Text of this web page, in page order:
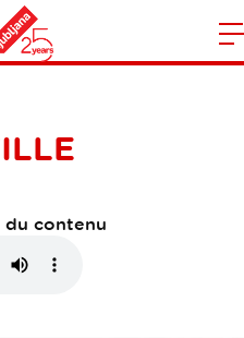
CENTRE
contenu